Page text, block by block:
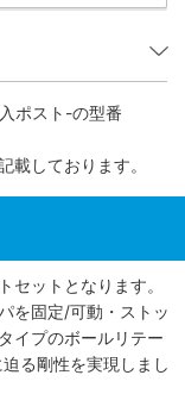
ポスト-の型番
しております。
セットとなります。
を固定/可動・ストッ
イプのボールリテー
る剛性を実現しまし